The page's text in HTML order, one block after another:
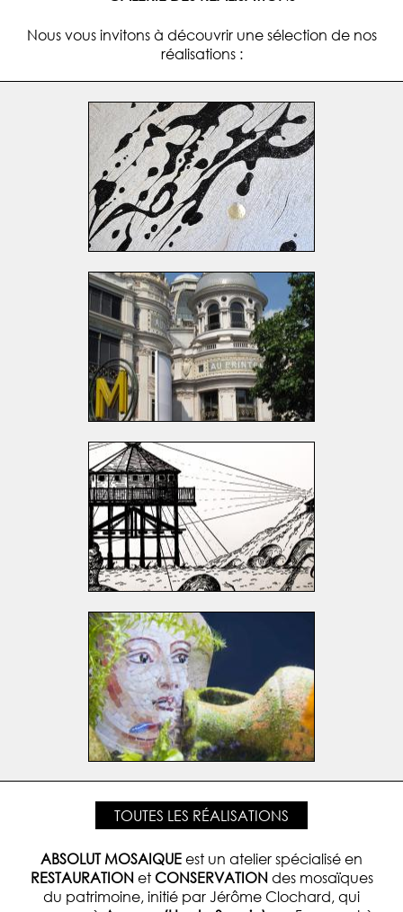
Nous vous invitons à découvrir une sélection de nos
réalisations :
TOUTES LES RÉALISATIONS
ABSOLUT MOSAIQUEest un atelier spécialisé en
RESTAURATIONetCONSERVATIONdes mosaïques
du patrimoine, initié par Jérôme Clochard, qui